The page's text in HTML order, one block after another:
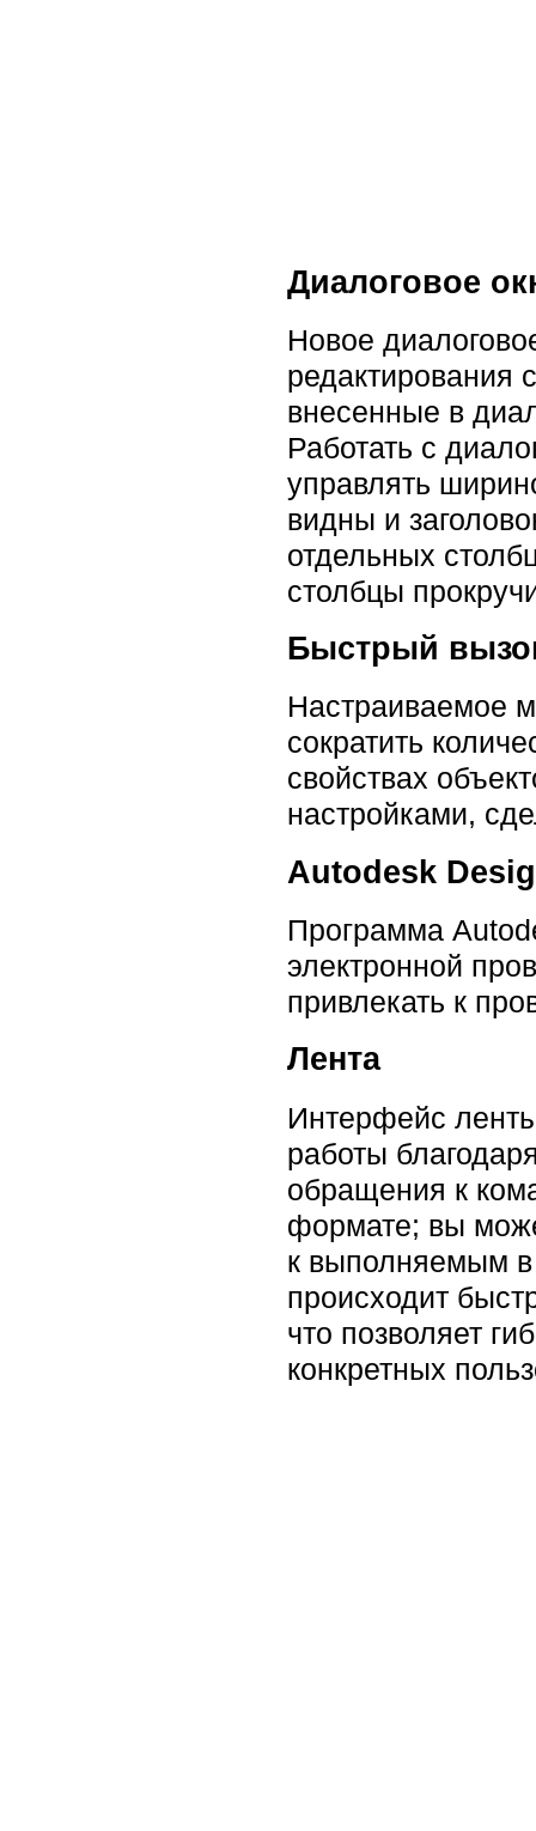
Диалоговое
Новое
внесенные в
Работать с
управлять
видны и
отдельных
столбцы
Быстрый
Настраиваемое
сократить
свойствах
настройками,
Autodesk
Программа
электронной
привлекать к
Лента
Интерфейс
работы
обращения к
формате; вы
к выполняемым
происходит
что позволяет
конкретных